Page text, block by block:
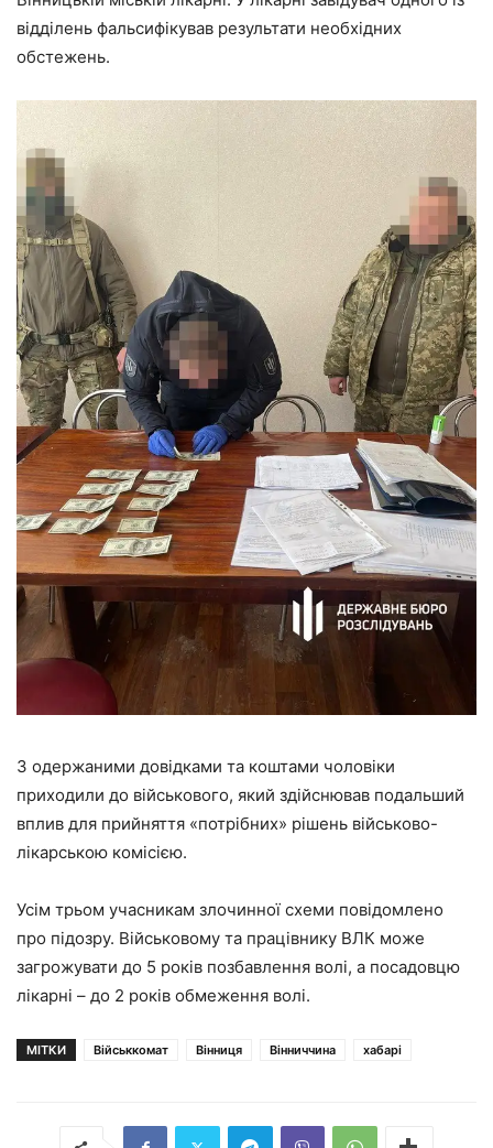
відділень фальсифікував результати необхідних
обстежень.
З одержаними довідками та коштами чоловіки
приходили до військового, який здійснював подальший
вплив для прийняття «потрібних» рішень військово-
лікарською комісією.
Усім трьом учасникам злочинної схеми повідомлено
про підозру. Військовому та працівнику ВЛК може
загрожувати до 5 років позбавлення волі, а посадовцю
лікарні – до 2 років обмеження волі.
МІТКИ Військкомат Вінниця Вінниччина хабарі